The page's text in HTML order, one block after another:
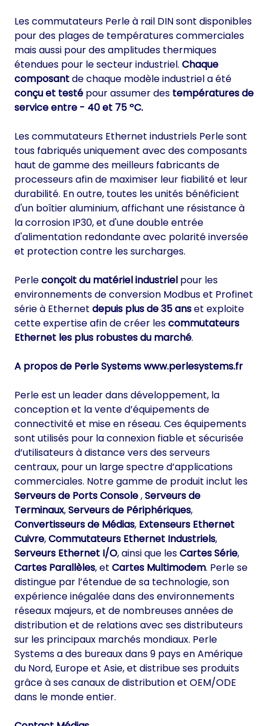
Les commutateurs Perle à rail DIN sont disponibles
pour des plages de températures commerciales
mais aussi pour des amplitudes thermiques
étendues pour le secteur industriel. Chaque
composantde chaque modèle industriel a été
conçu et testé pour assumer des températures de
service entre - 40 et 75 ºC.
Les commutateurs Ethernet industriels Perle sont
tous fabriqués uniquement avec des composants
haut de gamme des meilleurs fabricants de
processeurs afin de maximiser leur fiabilité et leur
durabilité. En outre, toutes les unités bénéficient
d'un boîtier aluminium, affichant une résistance à
la corrosion IP30, et d'une double entrée
d'alimentation redondante avec polarité inversée
et protection contre les surcharges.
Perleconçoit du matériel industriel pour les
environnements de conversion Modbus et Profinet
série à Ethernet depuis plus de 35 anset exploite
cette expertise afin de créer lescommutateurs
Ethernet les plus robustes du marché.
A propos de Perle Systemswww.perlesystems.fr
Perle est un leader dans développement, la
conception et la vente d’équipements de
connectivité et mise en réseau. Ces équipements
sont utilisés pour la connexion fiable et sécurisée
d’utilisateurs à distance vers des serveurs
centraux, pour un large spectre d’applications
commerciales. Notre gamme de produit inclut les
Serveurs de Ports Console,Serveurs de
Terminaux,Serveurs de Périphériques,
Convertisseurs de Médias, Extenseurs Ethernet
Cuivre,Commutateurs Ethernet Industriels,
Serveurs Ethernet I/O, ainsi que lesCartes Série,
Cartes Parallèles, et Cartes Multimodem. Perle se
distingue par l’étendue de sa technologie, son
expérience inégalée dans des environnements
réseaux majeurs, et de nombreuses années de
distribution et de relations avec ses distributeurs
sur les principaux marchés mondiaux. Perle
Systems a des bureaux dans 9 pays en Amérique
du Nord, Europe et Asie, et distribue ses produits
grâce à ses canaux de distribution et OEM/ODE
dans le monde entier.